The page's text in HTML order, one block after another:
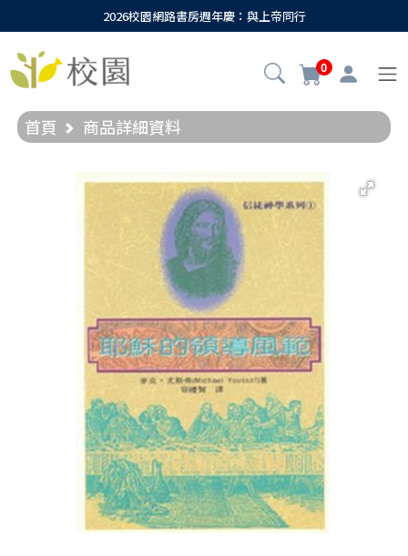
2026校園網路書房週年慶：與上帝同行
0
首頁 商品詳細資料